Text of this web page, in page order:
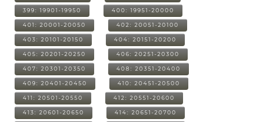
399: 19901-19950 400: 19951-20000
401: 20001-20050 402: 20051-20100
403: 20101-20150 404: 20151-20200
405: 20201-20250 406: 20251-20300
407: 20301-20350 408: 20351-20400
409: 20401-20450 410: 20451-20500
411: 20501-20550 412: 20551-20600
413: 20601-20650 414: 20651-20700